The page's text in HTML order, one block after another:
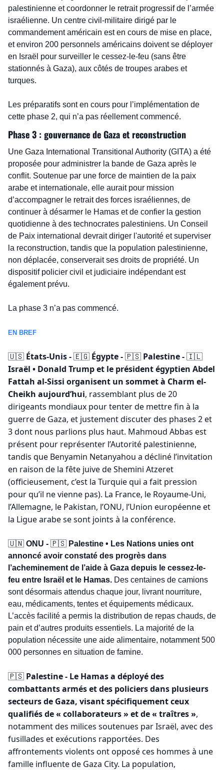
palestinienne et coordonner le retrait progressif de l’armée
israélienne. Un centre civil-militaire dirigé par le
commandement américain est en cours de mise en place,
et environ 200 personnels américains doivent se déployer
en Israël pour surveiller le cessez-le-feu (sans être
stationnés à Gaza), aux côtés de troupes arabes et
turques.
Les préparatifs sont en cours pour l’implémentation de
cette phase 2, qui n’a pas réellement commencé.
Phase 3 : gouvernance de Gaza et reconstruction
Une Gaza International Transitional Authority (GITA) a été
proposée pour administrer la bande de Gaza après le
conflit. Soutenue par une force de maintien de la paix
arabe et internationale, elle aurait pour mission
d’accompagner le retrait des forces israéliennes, de
continuer à désarmer le Hamas et de confier la gestion
quotidienne à des technocrates palestiniens. Un Conseil
de Paix international devrait diriger l'autorité et superviser
la reconstruction, tandis que la population palestinienne,
non déplacée, conserverait ses droits de propriété. Un
dispositif policier civil et judiciaire indépendant est
également prévu.
La phase 3 n’a pas commencé.
EN BREF
🇺🇸 États-Unis - 🇪🇬 Égypte - 🇵🇸 Palestine - 🇮🇱
Israël • Donald Trump et le président égyptien Abdel
Fattah al-Sissi organisent un sommet à Charm el-
Cheikh aujourd’hui, rassemblant plus de 20
dirigeants mondiaux pour tenter de mettre fin à la
guerre de Gaza, et justement discuter des phases 2 et
3 dont nous parlions plus haut. Mahmoud Abbas est
présent pour représenter l’Autorité palestinienne,
tandis que Benyamin Netanyahou a décliné l’invitation
en raison de la fête juive de Shemini Atzeret
(officieusement, c’est la Turquie qui a fait pression
pour qu’il ne vienne pas). La France, le Royaume-Uni,
l’Allemagne, le Pakistan, l’ONU, l’Union européenne et
la Ligue arabe se sont joints à la conférence.
🇺🇳 ONU - 🇵🇸 Palestine • Les Nations unies ont
annoncé avoir constaté des progrès dans
l’acheminement de l’aide à Gaza depuis le cessez-le-
feu entre Israël et le Hamas. Des centaines de camions
sont désormais attendus chaque jour, livrant nourriture,
eau, médicaments, tentes et équipements médicaux.
L’accès facilité a permis la distribution de repas chauds, de
pain et d’autres produits essentiels. La majorité de la
population nécessite une aide alimentaire, notamment 500
000 personnes en situation de famine.
🇵🇸 Palestine - Le Hamas a déployé des
combattants armés et des policiers dans plusieurs
secteurs de Gaza, visant spécifiquement ceux
qualifiés de « collaborateurs » et de « traîtres »,
notamment des milices soutenues par Israël, avec des
fusillades et exécutions rapportées. Des
affrontements violents ont opposé ces hommes à une
famille influente de Gaza City. La population,